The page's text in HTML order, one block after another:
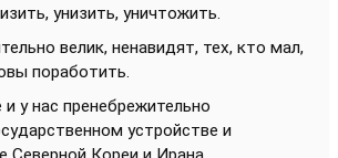
унизить, уничтожить.
велик, ненавидят, тех, кто мал,
поработить.
у нас пренебрежительно
устройстве и